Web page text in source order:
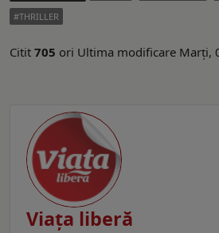
THRILLER
Citit 705 ori Ultima modificare Marți,
Viaţa liberă